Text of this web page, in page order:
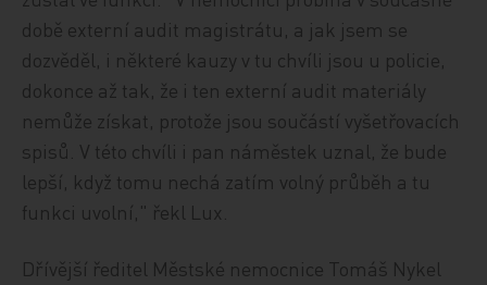
době externí audit magistrátu, a jak jsem se
dozvěděl, i některé kauzy v tu chvíli jsou u policie,
dokonce až tak, že i ten externí audit materiály
nemůže získat, protože jsou součástí vyšetřovacích
spisů. V této chvíli i pan náměstek uznal, že bude
lepší, když tomu nechá zatím volný průběh a tu
funkci uvolní," řekl Lux.
Dřívější ředitel Městské nemocnice Tomáš Nykel